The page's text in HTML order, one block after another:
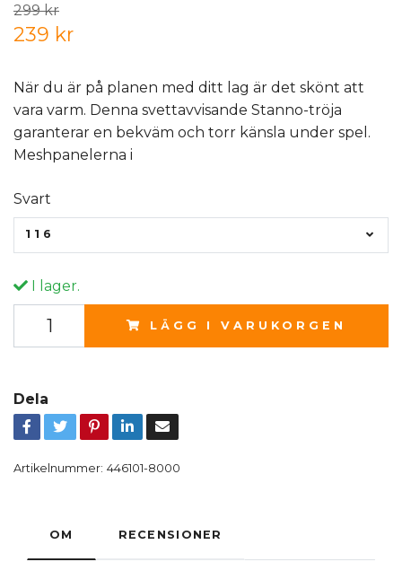
299 kr
239 kr
När du är på planen med ditt lag är det skönt att
vara varm. Denna svettavvisande Stanno-tröja
garanterar en bekväm och torr känsla under spel.
Meshpanelerna i
Svart
116
I lager.
LÄGG I VARUKORGEN
Dela
Artikelnummer: 446101-8000
OM RECENSIONER